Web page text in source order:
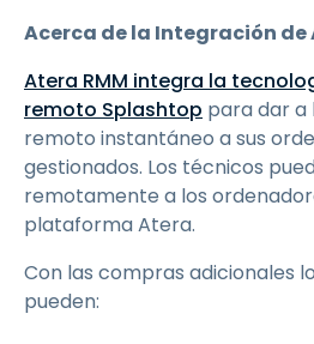
Acerca de la Integración
Atera RMM integra la
remoto Splashtop para dar a
remoto instantáneo a sus
gestionados. Los técnicos
remotamente a los
plataforma Atera.
Con las compras adicionales
pueden: